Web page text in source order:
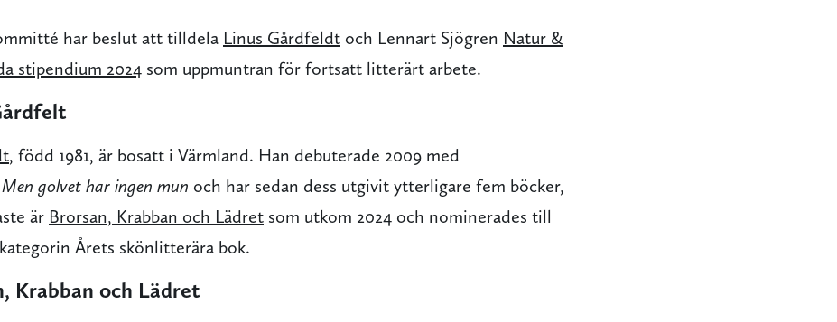
har beslut att tilldela Linus Gårdfeldt och Lennart Sjögren Natur &
stipendium 2024 som uppmuntran för fortsatt litterärt arbete.
, född 1981, är bosatt i Värmland. Han debuterade 2009 med
Men golvet har ingen mun och har sedan dess utgivit ytterligare fem böcker,
är Brorsan, Krabban och Lädret som utkom 2024 och nominerades till
Årets skönlitterära bok.
Krabban och Lädret